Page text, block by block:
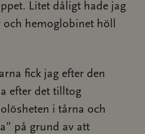
Litet dåligt hade jag
hemoglobinet höll
fick jag efter den
efter det tilltog
i tårna och
på grund av att